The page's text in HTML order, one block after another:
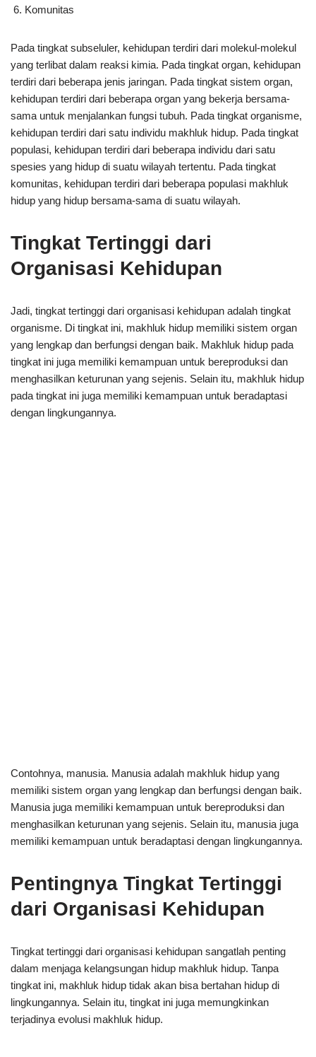
Komunitas
Pada tingkat subseluler, kehidupan terdiri dari molekul-molekul
yang terlibat dalam reaksi kimia. Pada tingkat organ, kehidupan
terdiri dari beberapa jenis jaringan. Pada tingkat sistem organ,
kehidupan terdiri dari beberapa organ yang bekerja bersama-
sama untuk menjalankan fungsi tubuh. Pada tingkat organisme,
kehidupan terdiri dari satu individu makhluk hidup. Pada tingkat
populasi, kehidupan terdiri dari beberapa individu dari satu
spesies yang hidup di suatu wilayah tertentu. Pada tingkat
komunitas, kehidupan terdiri dari beberapa populasi makhluk
hidup yang hidup bersama-sama di suatu wilayah.
Tingkat Tertinggi dari
Organisasi Kehidupan
Jadi, tingkat tertinggi dari organisasi kehidupan adalah tingkat
organisme. Di tingkat ini, makhluk hidup memiliki sistem organ
yang lengkap dan berfungsi dengan baik. Makhluk hidup pada
tingkat ini juga memiliki kemampuan untuk bereproduksi dan
menghasilkan keturunan yang sejenis. Selain itu, makhluk hidup
pada tingkat ini juga memiliki kemampuan untuk beradaptasi
dengan lingkungannya.
Contohnya, manusia. Manusia adalah makhluk hidup yang
memiliki sistem organ yang lengkap dan berfungsi dengan baik.
Manusia juga memiliki kemampuan untuk bereproduksi dan
menghasilkan keturunan yang sejenis. Selain itu, manusia juga
memiliki kemampuan untuk beradaptasi dengan lingkungannya.
Pentingnya Tingkat Tertinggi
dari Organisasi Kehidupan
Tingkat tertinggi dari organisasi kehidupan sangatlah penting
dalam menjaga kelangsungan hidup makhluk hidup. Tanpa
tingkat ini, makhluk hidup tidak akan bisa bertahan hidup di
lingkungannya. Selain itu, tingkat ini juga memungkinkan
terjadinya evolusi makhluk hidup.